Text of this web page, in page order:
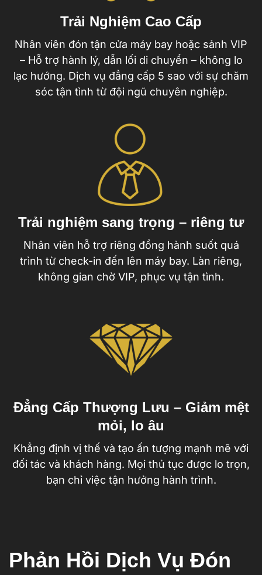
Trải Nghiệm Cao Cấp
Nhân viên đón tận cửa máy bay hoặc sảnh VIP
– Hỗ trợ hành lý, dẫn lối di chuyển – không lo
lạc hướng. Dịch vụ đẳng cấp 5 sao với sự chăm
sóc tận tình từ đội ngũ chuyên nghiệp.
Trải nghiệm sang trọng – riêng tư
Nhân viên hỗ trợ riêng đồng hành suốt quá
trình từ check-in đến lên máy bay. Làn riêng,
không gian chờ VIP, phục vụ tận tình.
Đẳng Cấp Thượng Lưu – Giảm mệt
mỏi, lo âu
Khẳng định vị thế và tạo ấn tượng mạnh mẽ với
đối tác và khách hàng. Mọi thủ tục được lo trọn,
bạn chỉ việc tận hưởng hành trình.
Phản Hồi Dịch Vụ Đón